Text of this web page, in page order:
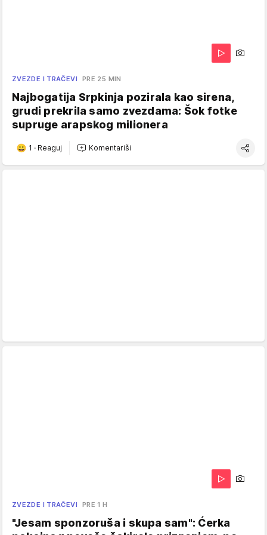
ZVEZDE I TRAČEVI PRE 25 MIN
Najbogatija Srpkinja pozirala kao sirena,
grudi prekrila samo zvezdama: Šok fotke
supruge arapskog milionera
1 · Reaguj Komentariši
ZVEZDE I TRAČEVI PRE 1 H
"Jesam sponzoruša i skupa sam": Ćerka